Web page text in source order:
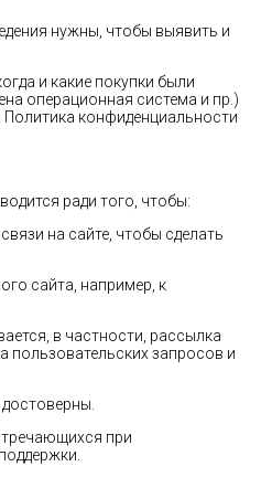
нужны, чтобы выявить и
и какие покупки были
операционная система и пр.)
конфиденциальности
ради того, чтобы:
на сайте, чтобы сделать
сайта, например, к
в частности, рассылка
пользовательских запросов и
при